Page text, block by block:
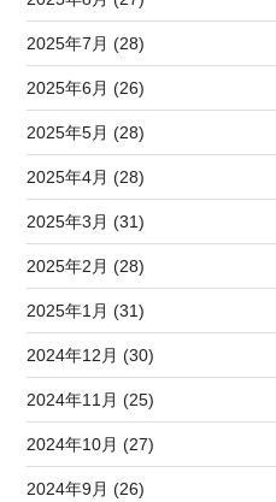
2025年7月 (28)
2025年6月 (26)
2025年5月 (28)
2025年4月 (28)
2025年3月 (31)
2025年2月 (28)
2025年1月 (31)
2024年12月 (30)
2024年11月 (25)
2024年10月 (27)
2024年9月 (26)